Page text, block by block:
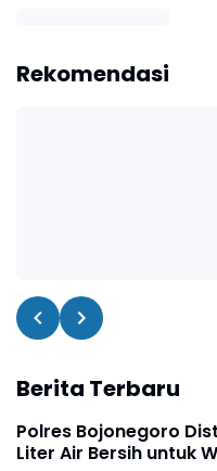
Rekomendasi
Berita Terbaru
Polres Bojonegoro
Liter Air Bersih untuk